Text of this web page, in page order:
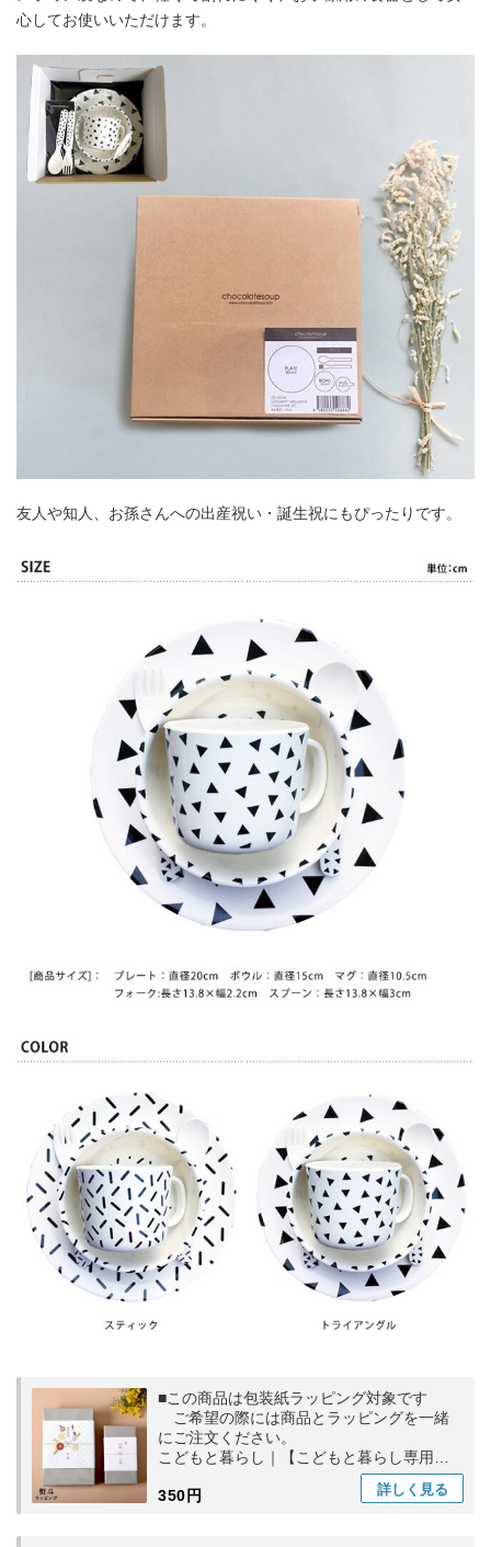
心してお使いいただけます。
友人や知人、お孫さんへの出産祝い・誕生祝にもぴったりです。
■この商品は包装紙ラッピング対象です
ご希望の際には商品とラッピングを一緒
にご注文ください。
こどもと暮らし｜【こどもと暮らし専用】
350円
詳しく 見る